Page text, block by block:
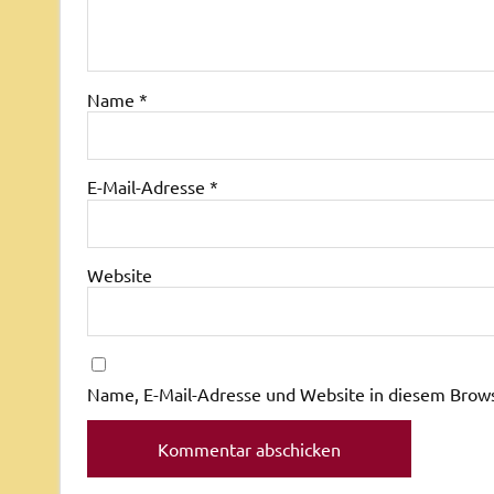
Name *
E-Mail-Adresse *
Website
Name, E-Mail-Adresse und Website in diesem